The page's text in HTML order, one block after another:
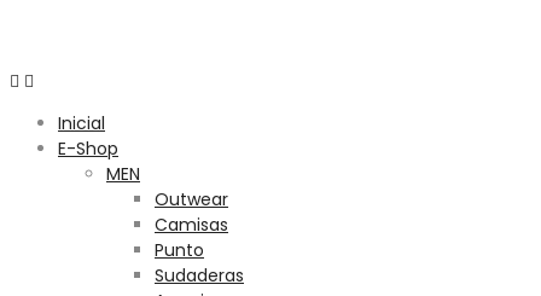
Inicial
E-Shop
MEN
Outwear
Camisas
Punto
Sudaderas